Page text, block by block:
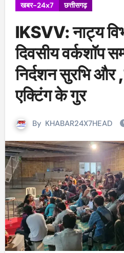
खबर-24x7 छत्तीसगढ़
IKSVV: नाट्य
दिवसीय वर्कशॉप
निर्दशन सुरभि और
एक्टिंग के गुर
By KHABAR24X7HEAD